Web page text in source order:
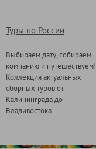
Туры по России
Выбираем дату, собираем
компанию и путешествуем!
Коллекция актуальных
сборных туров от
Калининграда до
Владивостока.